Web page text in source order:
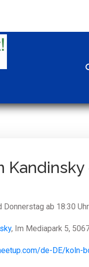
Donnerstag ab 18:30 Uhr
, Im Mediapark 5,
de-DE/koln-